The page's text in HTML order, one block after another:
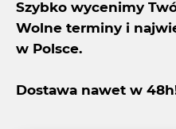
Szybko wycenimy
Wolne terminy i
w Polsce.
Dostawa nawet w